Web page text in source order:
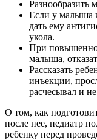
Если у малыша
дать ему
укола.
При
малыша,
Рассказать
инъекции,
расчесывал и
О том, как
после нее, педиатр
ребенку перед